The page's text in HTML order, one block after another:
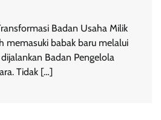
Badan Usaha Milik
memasuki babak baru melalui
Badan Pengelola
Tidak […]